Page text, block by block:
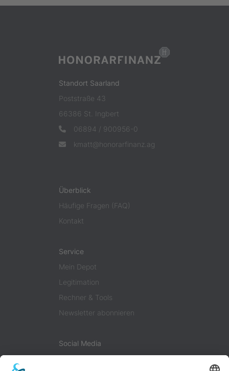
Standort Saarland
Poststraße 43
66386 St. Ingbert
06894 / 900956-0
kmatt@honorarfinanz.ag
Überblick
Häufige Fragen (FAQ)
Kontakt
Service
Mein Depot
Legitimation
Rechner & Tools
Newsletter abonnieren
Social Media